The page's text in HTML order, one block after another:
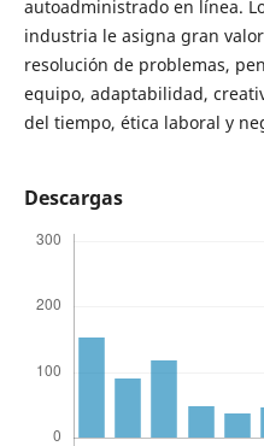
autoadministrado en línea.
industria le asigna gran
resolución de problemas,
equipo, adaptabilidad,
del tiempo, ética laboral y
Descargas